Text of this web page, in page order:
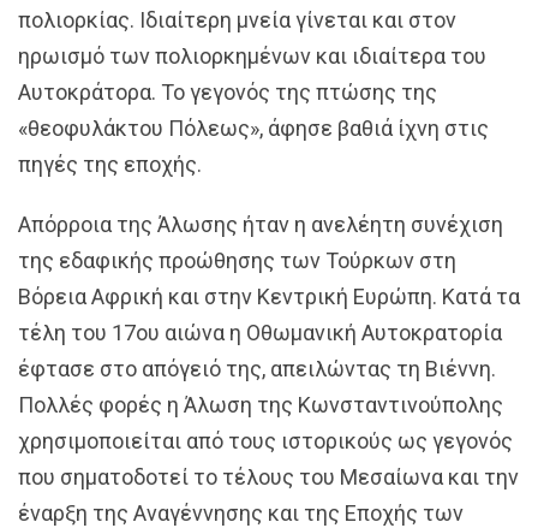
πολιορκίας. Ιδιαίτερη μνεία γίνεται και στον
ηρωισμό των πολιορκημένων και ιδιαίτερα του
Αυτοκράτορα. Το γεγονός της πτώσης της
«θεοφυλάκτου Πόλεως», άφησε βαθιά ίχνη στις
πηγές της εποχής.
Απόρροια της Άλωσης ήταν η ανελέητη συνέχιση
της εδαφικής προώθησης των Τούρκων στη
Βόρεια Αφρική και στην Κεντρική Ευρώπη. Κατά τα
τέλη του 17ου αιώνα η Οθωμανική Αυτοκρατορία
έφτασε στο απόγειό της, απειλώντας τη Βιέννη.
Πολλές φορές η Άλωση της Κωνσταντινούπολης
χρησιμοποιείται από τους ιστορικούς ως γεγονός
που σηματοδοτεί το τέλους του Μεσαίωνα και την
έναρξη της Αναγέννησης και της Εποχής των